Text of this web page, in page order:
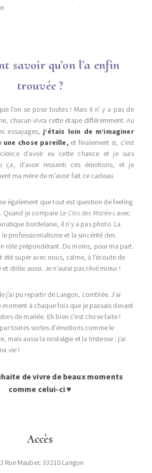
savoir qu’on l’a enfin
trouvée ?
l’on se pose toutes ! Mais il n’ y a pas de
chacun vivra cette étape différemment. Au
essayages, j’étais loin de m’imaginer
une chose pareille,et finalement si, c’est
d’avoir eu cette chance et je suis
ça, d’avoir ressenti ces émotions, et je
ma mère de m’avoir fait ce cadeau.
également que tout est question de feeling
Quand je compare Le Clos des Mariéesavec
bordelaise, il n’y a pas photo. La
professionnalisme et la sincérité des
rôle prépondérant. Du moins, pour ma part.
été super avec nous, calme, à l’écoute de
drôle aussi. Je n’aurai pas rêvé mieux !
j’ai pu repartir de Langon, comblée. J’ai
moment à chaque fois que je passais devant
de mariée. Eh bien c’est chose faite !
toutes sortes d’émotions comme le
mais aussi la nostalgie et la tristesse : j’ai
vie !
de vivre de beaux moments
comme celui-ci ♥
Accès
Rue Maubec 33210 Langon